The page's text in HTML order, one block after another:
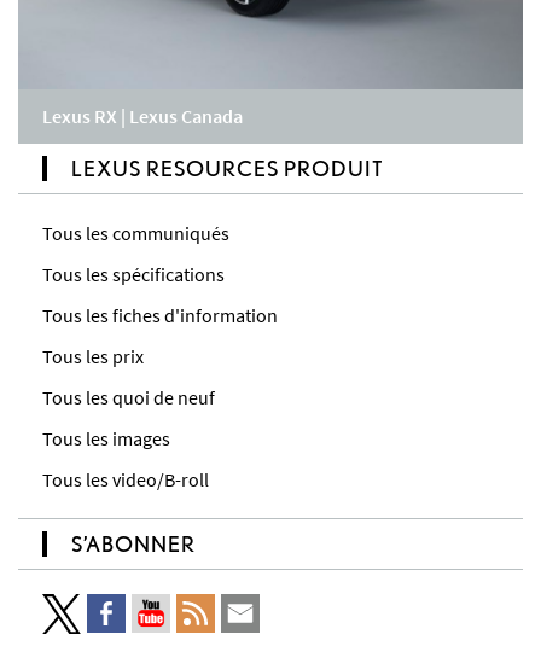
Lexus RX | Lexus Canada
LEXUS RESOURCES PRODUIT
Tous les communiqués
Tous les spécifications
Tous les fiches d'information
Tous les prix
Tous les quoi de neuf
Tous les images
Tous les video/B-roll
S’ABONNER